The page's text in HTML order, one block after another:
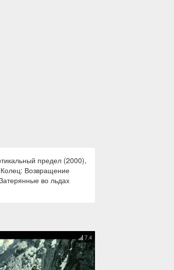
предел (2000),
Возвращение
во льдах
7.4